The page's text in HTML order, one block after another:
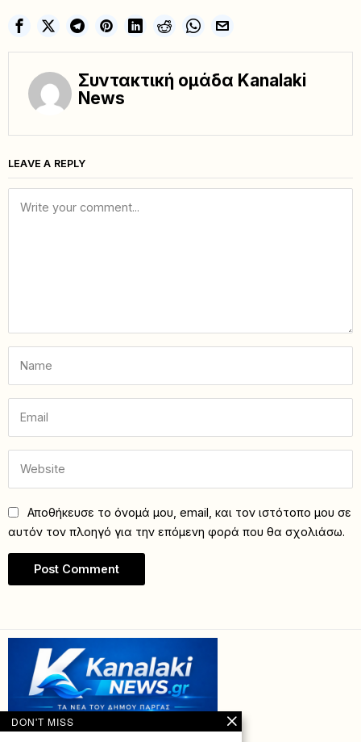
Συντακτική ομάδα Kanalaki
News
LEAVE A REPLY
Αποθήκευσε το όνομά μου, email, και τον ιστότοπο μου σε
αυτόν τον πλοηγό για την επόμενη φορά που θα σχολιάσω.
DON'T MISS